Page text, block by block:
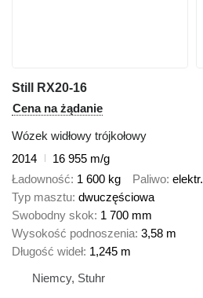
Still RX20-16
Cena na żądanie
Wózek widłowy trójkołowy
2014
16 955 m/g
Ładowność 1 600 kg Paliwo elektr.
Typ masztu dwuczęściowa
Swobodny skok 1 700 mm
Wysokość podnoszenia 3,58 m
Długość wideł 1,245 m
Niemcy, Stuhr